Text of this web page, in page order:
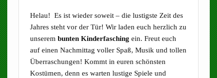
Helau! Es ist wieder soweit – die lustigste Zeit des
Jahres steht vor der Tür! Wir laden euch herzlich zu
unserem bunten Kinderfasching ein. Freut euch
auf einen Nachmittag voller Spaß, Musik und tollen
Überraschungen! Kommt in euren schönsten
Kostümen, denn es warten lustige Spiele und